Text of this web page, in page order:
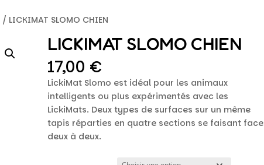
/ LICKIMAT SLOMO CHIEN
LICKIMAT SLOMO CHIEN
17,00 €
LickiMat Slomo est idéal pour les animaux
intelligents ou plus expérimentés avec les
LickiMats. Deux types de surfaces sur un même
tapis réparties en quatre sections se faisant face
deux à deux.